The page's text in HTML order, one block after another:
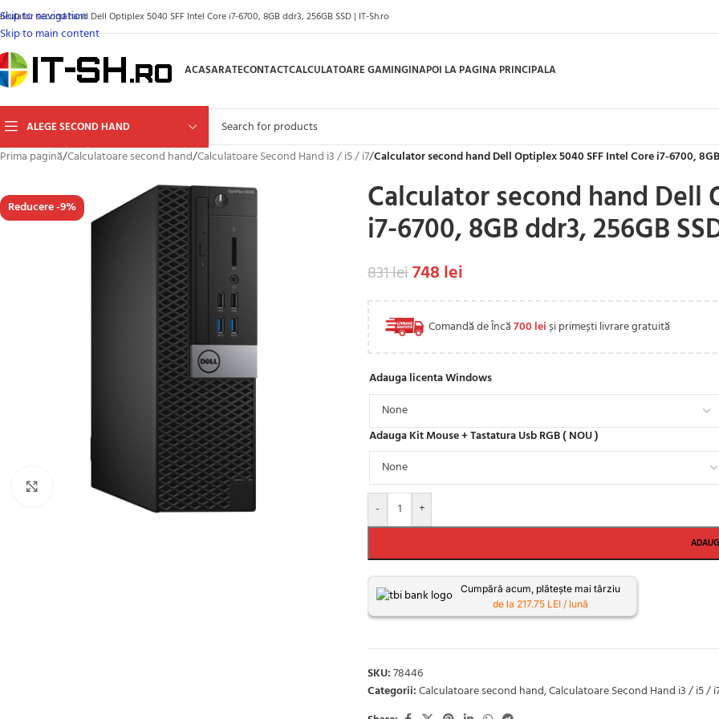
Skip to navigation
Skip to main content
second hand Dell Optiplex 5040 SFF Intel Core i7-6700, 8GB ddr3, 256GB SSD | IT-Sh.ro
ACASARATECONTACTCALCULATOARE GAMINGINAPOI LA PAGINA PRINCIPALA
ALEGE SECOND HAND
Prima pagină/Calculatoare second hand/Calculatoare Second Hand i3 / i5 / i7/Calculator second hand Dell Optiplex 5040 SFF Intel Core i7-6700,
Reducere -9%
Click to enlarge
Calculator second hand Dell
i7-6700, 8GB ddr3, 256GB
831lei748 lei
Comandă de Încă700 leiși primești livrare gratuită
Adauga licenta Windows
Adauga Kit Mouse + Tastatura Usb RGB ( NOU )
- +
Cumpără acum, plătește mai târziu
de la 217.75 LEI / lună
SKU:78446
Categorii:Calculatoare second hand,Calculatoare Second Hand i3 / i5 /